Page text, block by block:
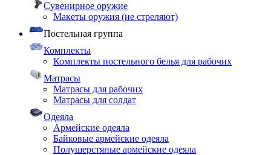
Сувенирное оружие
Макеты оружия (не стреляют)
Постельная группа
Комплекты
Комплекты постельного белья для рабочих
Матрасы
Матрасы для рабочих
Матрасы для солдат
Одеяла
Армейские одеяла
Байковые армейские одеяла
Полушерстяные армейские одеяла